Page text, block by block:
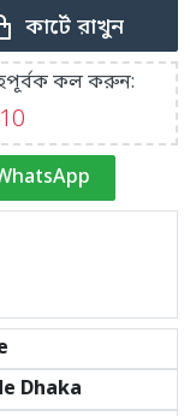
কার্টে রাখুন
কল করুন:
Dhaka